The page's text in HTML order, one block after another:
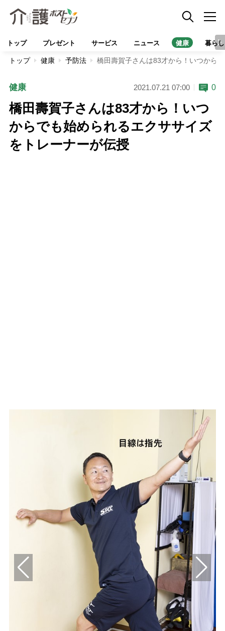
トップ プレゼント サービス ニュース 健康 暮らし
トップ 健康 予防法 橋田壽賀子さんは83才から！いつから
健康 2021.07.21 07:00 0
橋田壽賀子さんは83才から！いつ
からでも始められるエクササイズ
をトレーナーが伝授